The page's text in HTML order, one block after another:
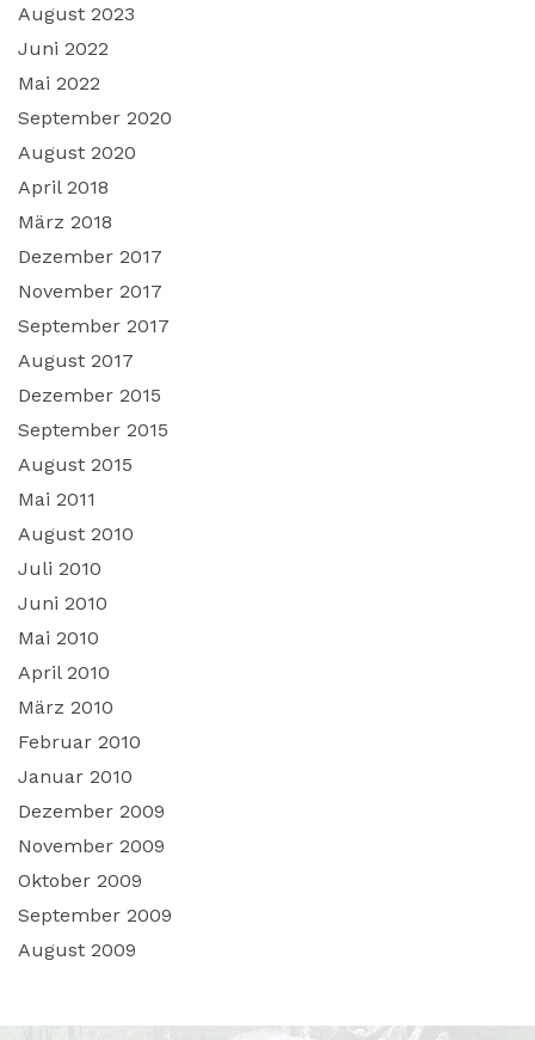
August 2023
Juni 2022
Mai 2022
September 2020
August 2020
April 2018
März 2018
Dezember 2017
November 2017
September 2017
August 2017
Dezember 2015
September 2015
August 2015
Mai 2011
August 2010
Juli 2010
Juni 2010
Mai 2010
April 2010
März 2010
Februar 2010
Januar 2010
Dezember 2009
November 2009
Oktober 2009
September 2009
August 2009